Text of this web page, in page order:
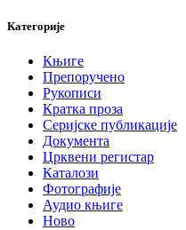
Категорије
Књиге
Препоручено
Рукописи
Кратка проза
Серијске публикације
Документа
Црквени регистар
Каталози
Фотографије
Аудио књиге
Ново